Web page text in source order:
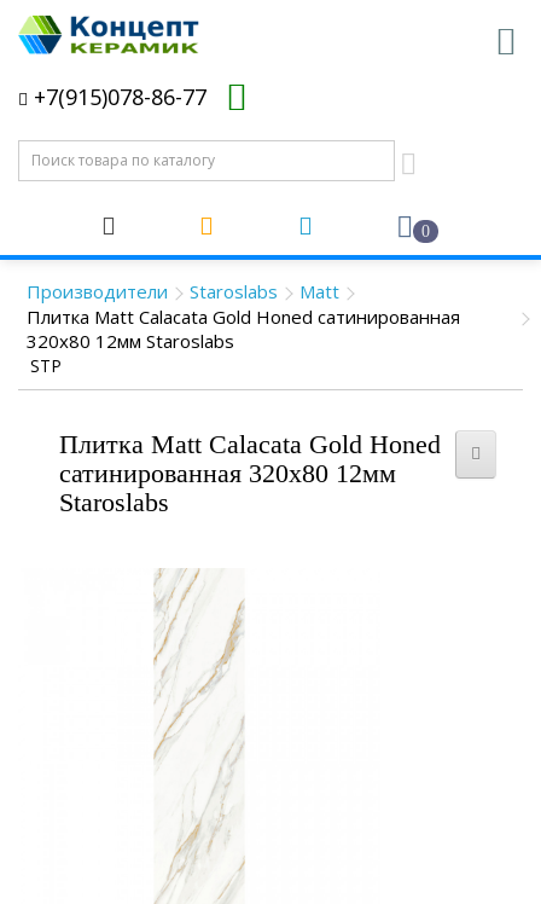
+7(915)078-86-77
0
Производители Staroslabs
Matt
Плитка Matt Calacata Gold Honed сатинированная
320x80 12мм Staroslabs
STP
Плитка Matt Calacata Gold Honed
сатинированная 320x80 12мм
Staroslabs